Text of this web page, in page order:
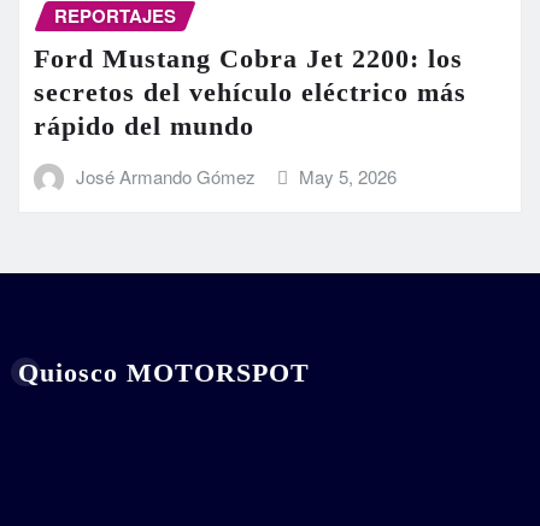
REPORTAJES
Ford Mustang Cobra Jet 2200: los
secretos del vehículo eléctrico más
rápido del mundo
José Armando Gómez May 5, 2026
Quiosco MOTORSPOT